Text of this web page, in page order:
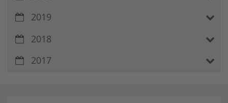
2019
2018
2017